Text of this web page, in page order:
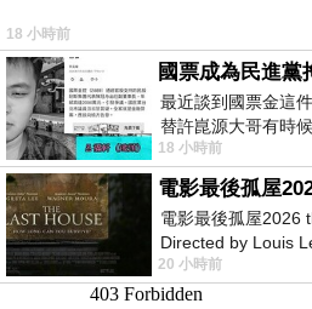
18 小時前
最近談到國票金這
替許崑源大哥有時
其實就是想要國庫
18 小時前
電影最後孤屋2026
Directed by Louis
Robinson Starring
20 小時前